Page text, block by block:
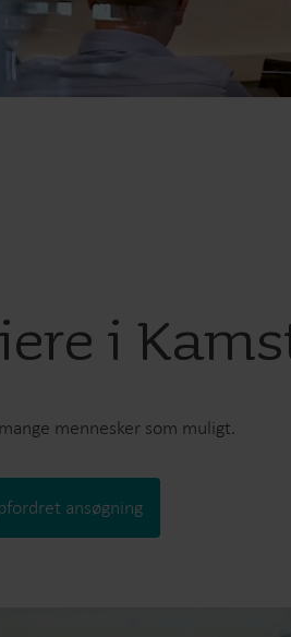
i
mennesker som muligt.
ansøgning